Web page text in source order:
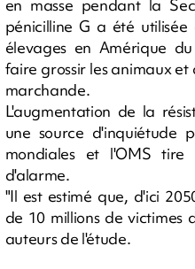
en masse pendant la
pénicilline G a été utilisée
élevages en Amérique
faire grossir les animaux
marchande.
L'augmentation de la
une source d'inquiétude
mondiales et l'OMS tire
d'alarme.
"Il est estimé que, d'ici
de 10 millions de victimes
auteurs de l'étude.